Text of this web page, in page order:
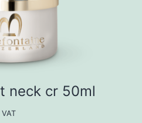
neck cr 50ml